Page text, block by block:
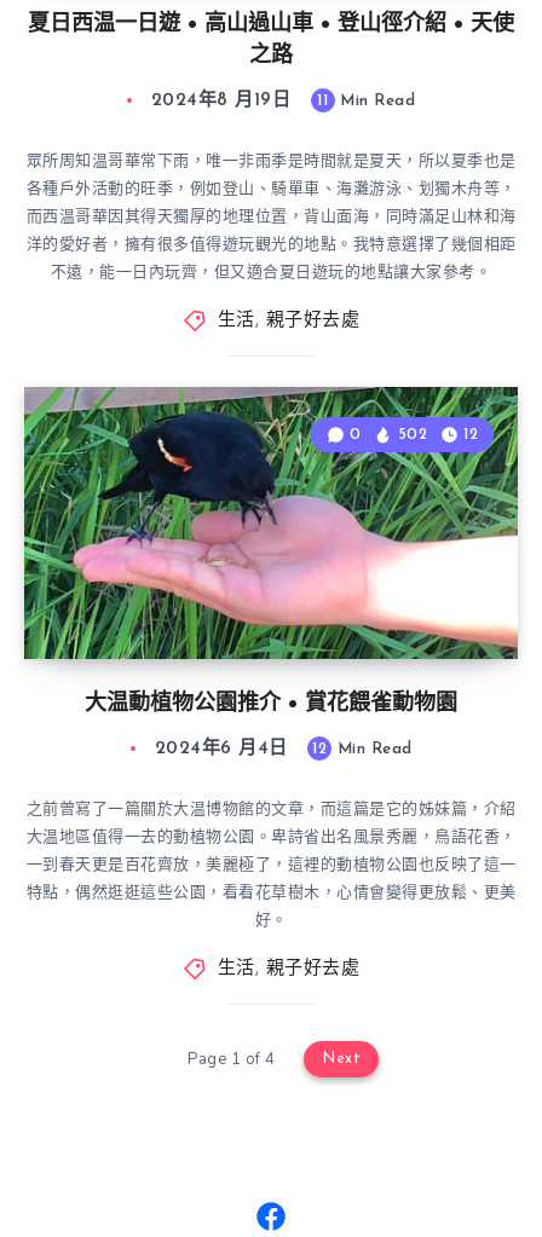
夏日西温一日遊 • 高山過山車 • 登山徑介紹 • 天使
之路
2024年8 月19日 11 Min Read
眾所周知温哥華常下雨，唯一非雨季是時間就是夏天，所以夏季也是
各種戶外活動的旺季，例如登山、騎單車、海灘游泳、划獨木舟等，
而西温哥華因其得天獨厚的地理位置，背山面海，同時滿足山林和海
洋的愛好者，擁有很多值得遊玩觀光的地點。我特意選擇了幾個相距
不遠，能一日內玩齊，但又適合夏日遊玩的地點讓大家參考。
生活, 親子好去處
大温動植物公園推介 • 賞花餵雀動物園
0 502 12
2024年6 月4日 12 Min Read
之前曾寫了一篇關於大温博物館的文章，而這篇是它的姊妹篇，介紹
大温地區值得一去的動植物公園。卑詩省出名風景秀麗，鳥語花香，
一到春天更是百花齊放，美麗極了，這裡的動植物公園也反映了這一
特點，偶然逛逛這些公園，看看花草樹木，心情會變得更放鬆、更美
好。
生活, 親子好去處
Page 1 of 4 Next